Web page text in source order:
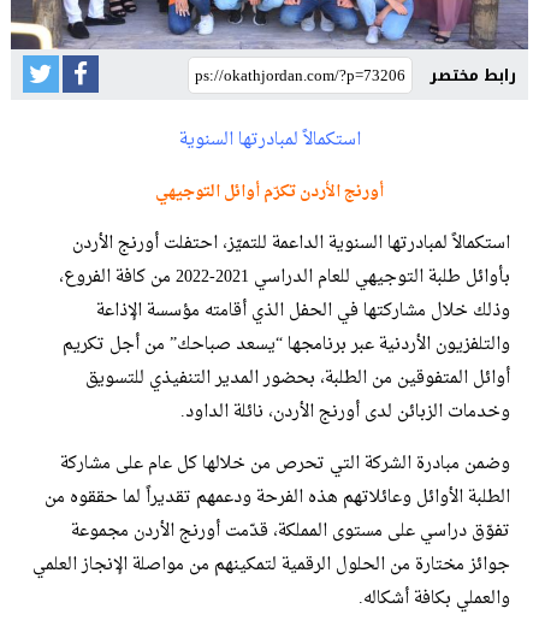
رابط مختصر
استكمالاً لمبادرتها السنوية
أورنج الأردن تكرّم أوائل التوجيهي
استكمالاً لمبادرتها السنوية الداعمة للتميّز، احتفلت أورنج الأردن
بأوائل طلبة التوجيهي للعام الدراسي 2021-2022 من كافة الفروع،
وذلك خلال مشاركتها في الحفل الذي أقامته مؤسسة الإذاعة
والتلفزيون الأردنية عبر برنامجها “يسعد صباحك” من أجل تكريم
أوائل المتفوقين من الطلبة، بحضور المدير التنفيذي للتسويق
وخدمات الزبائن لدى أورنج الأردن، نائلة الداود.
وضمن مبادرة الشركة التي تحرص من خلالها كل عام على مشاركة
الطلبة الأوائل وعائلاتهم هذه الفرحة ودعمهم تقديراً لما حققوه من
تفوّق دراسي على مستوى المملكة، قدّمت أورنج الأردن مجموعة
جوائز مختارة من الحلول الرقمية لتمكينهم من مواصلة الإنجاز العلمي
والعملي بكافة أشكاله.